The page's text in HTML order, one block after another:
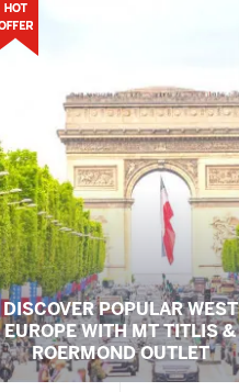
DISCOVER POPULAR WEST
EUROPE WITH MT TITLIS &
ROERMOND OUTLET